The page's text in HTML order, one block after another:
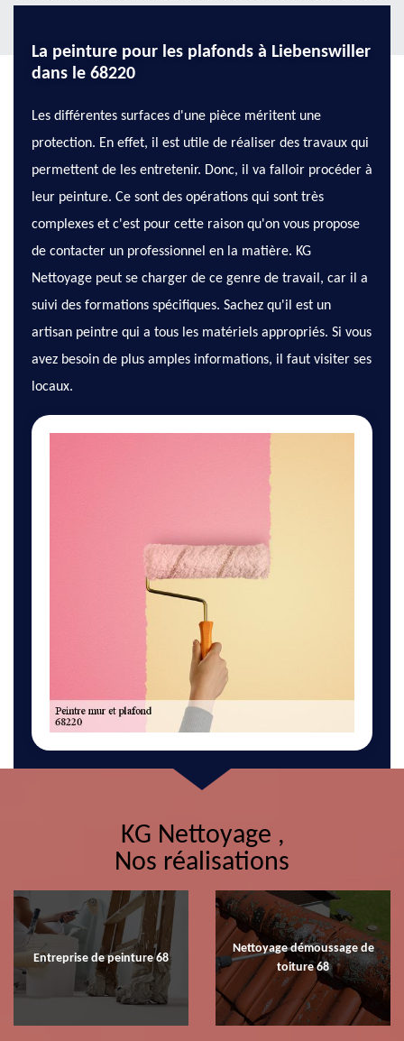
La peinture pour les plafonds à Liebenswiller
dans le 68220
Les différentes surfaces d'une pièce méritent une
protection. En effet, il est utile de réaliser des travaux qui
permettent de les entretenir. Donc, il va falloir procéder à
leur peinture. Ce sont des opérations qui sont très
complexes et c'est pour cette raison qu'on vous propose
de contacter un professionnel en la matière. KG
Nettoyage peut se charger de ce genre de travail, car il a
suivi des formations spécifiques. Sachez qu'il est un
artisan peintre qui a tous les matériels appropriés. Si vous
avez besoin de plus amples informations, il faut visiter ses
locaux.
KG Nettoyage ,
Nos réalisations
Entreprise de peinture 68
Nettoyage démoussage de
toiture 68